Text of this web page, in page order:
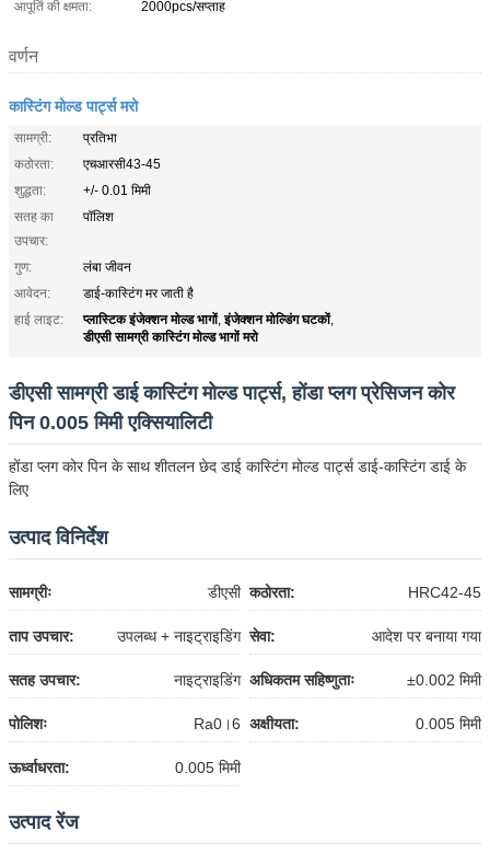
आपूर्ति की क्षमता:
2000pcs/सप्ताह
वर्णन
कास्टिंग मोल्ड पार्ट्स मरो
सामग्री:
प्रतिभा
कठोरता:
एचआरसी43-45
शुद्धता:
+/- 0.01 मिमी
सतह का
उपचार:
पॉलिश
गुण:
लंबा जीवन
आवेदन:
डाई-कास्टिंग मर जाती है
हाई लाइट:
प्लास्टिक इंजेक्शन मोल्ड भागों,इंजेक्शन मोल्डिंग घटकों,
डीएसी सामग्री कास्टिंग मोल्ड भागों मरो
डीएसी सामग्री डाई कास्टिंग मोल्ड पार्ट्स, होंडा प्लग प्रेसिजन कोर
पिन 0.005 मिमी एक्सियालिटी
होंडा प्लग कोर पिन के साथ शीतलन छेद डाई कास्टिंग मोल्ड पार्ट्स डाई-कास्टिंग डाई के
लिए
उत्पाद विनिर्देश
सामग्रीः डीएसी कठोरता: HRC42-45
ताप उपचार: उपलब्ध + नाइट्राइडिंग सेवा: आदेश पर बनाया गया
सतह उपचार: नाइट्राइडिंग अधिकतम सहिष्णुताः ±0.002 मिमी
पोलिशः Ra0।6 अक्षीयता: 0.005 मिमी
ऊर्ध्वाधरता: 0.005 मिमी
उत्पाद रेंज